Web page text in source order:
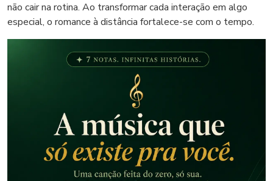
não cair na rotina. Ao transformar cada interação em algo
especial, o romance à distância fortalece-se com o tempo.